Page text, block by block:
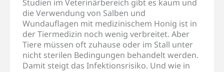
Studien im Veterinärbereich gibt es kaum und
die Verwendung von Salben und
Wundauflagen mit medizinischem Honig ist in
der Tiermedizin noch wenig verbreitet. Aber
Tiere müssen oft zuhause oder im Stall unter
nicht sterilen Bedingungen behandelt werden.
Damit steigt das Infektionsrisiko. Und wie in